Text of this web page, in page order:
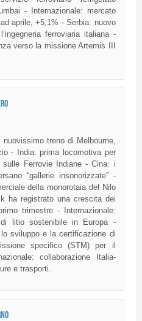
- Internazionale: mercato
aprile, +5,1% - Serbia: nuovo
ferroviaria italiana -
verso la missione Artemis III
treno di Melbourne,
- India: prima locomotiva per
Ferrovie Indiane - Cina: i
“gallerie insonorizzate” -
della monorotaia del Nilo
ha registrato una crescita dei
trimestre - Internazionale:
di litio sostenibile in Europa -
sviluppo e la certificazione di
specifico (STM) per il
collaborazione Italia-
e trasporti.